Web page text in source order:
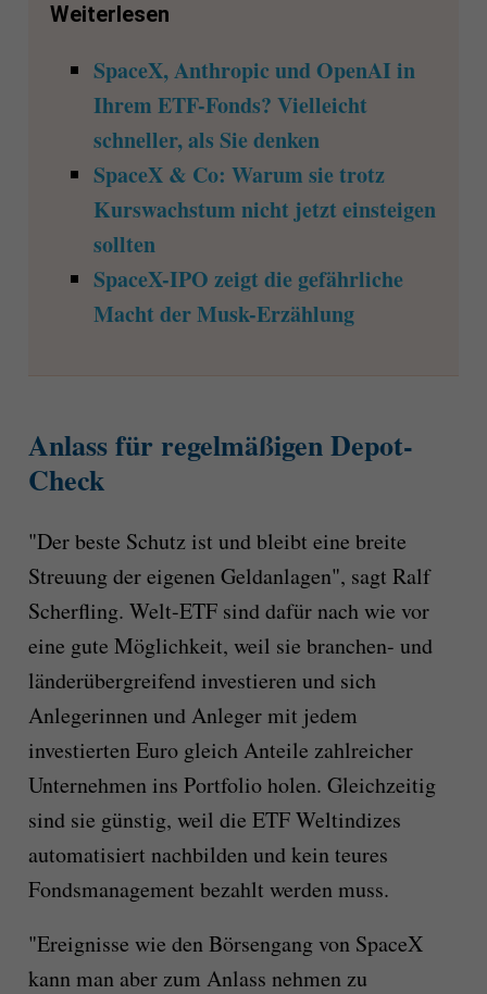
Weiterlesen
SpaceX, Anthropic und OpenAI in
Ihrem ETF-Fonds? Vielleicht
schneller, als Sie denken
SpaceX & Co: Warum sie trotz
Kurswachstum nicht jetzt einsteigen
sollten
SpaceX-IPO zeigt die gefährliche
Macht der Musk-Erzählung
Anlass für regelmäßigen Depot-
Check
"Der beste Schutz ist und bleibt eine breite
Streuung der eigenen Geldanlagen", sagt Ralf
Scherfling. Welt-ETF sind dafür nach wie vor
eine gute Möglichkeit, weil sie branchen- und
länderübergreifend investieren und sich
Anlegerinnen und Anleger mit jedem
investierten Euro gleich Anteile zahlreicher
Unternehmen ins Portfolio holen. Gleichzeitig
sind sie günstig, weil die ETF Weltindizes
automatisiert nachbilden und kein teures
Fondsmanagement bezahlt werden muss.
"Ereignisse wie den Börsengang von SpaceX
kann man aber zum Anlass nehmen zu